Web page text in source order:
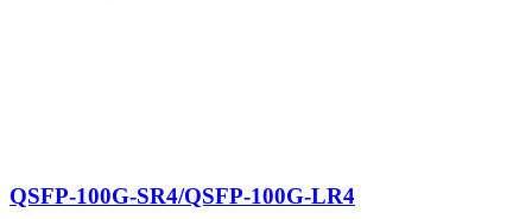
QSFP-100G-SR4/QSFP-100G-LR4